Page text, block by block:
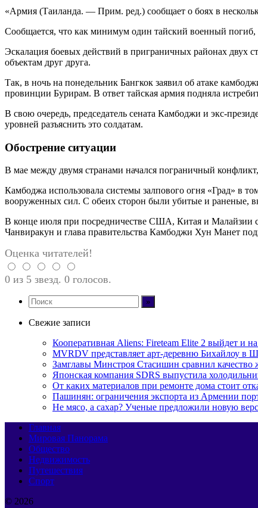
«Армия (Таиланда. — Прим. ред.) сообщает о боях в
Сообщается, что как минимум один тайский военный погиб,
Эскалация боевых действий в приграничных районах
объектам друг друга.
Так, в ночь на понедельник Бангкок заявил об атаке
провинции Бурирам. В ответ тайская армия подняла
В свою очередь, председатель сената Камбоджи и экс-
уровней разъяснить это солдатам.
Обострение ситуации
В мае между двумя странами начался пограничный
Камбоджа использовала системы залпового огня «Град» в
вооруженных сил. С обеих сторон были убитые и раненые,
В конце июля при посредничестве США, Китая и Малайзии
Чанвиракун и глава правительства Камбоджи Хун Манет
Оценка читателей!
0 из 5 звезд. 0 голосов.
Свежие записи
Кооперативная Aliens: Fireteam Elite 2 выйдет и
MVRDV представляет арт-деревню Бихайлоу в
Замглавы Минстроя Стасишин сравнил
Японская компания SDRS выпустила
От каких материалов при ремонте дома стоит
Пашинян: ограничения экспорта из Армении
Не мясо, а сахар? Ученые предложили новую
Главная
Мировая Панорама
Общество
Недвижимость
Путешествия
Спорт
© 2026